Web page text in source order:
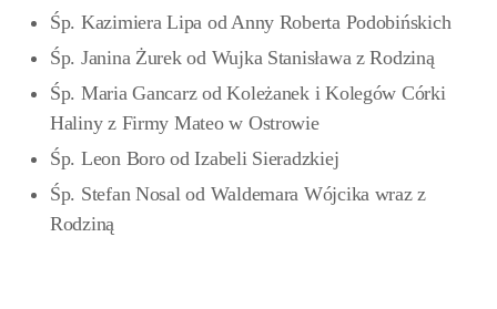
Śp. Kazimiera Lipa od Anny Roberta Podobińskich
Śp. Janina Żurek od Wujka Stanisława z Rodziną
Śp. Maria Gancarz od Koleżanek i Kolegów Córki
Haliny z Firmy Mateo w Ostrowie
Śp. Leon Boro od Izabeli Sieradzkiej
Śp. Stefan Nosal od Waldemara Wójcika wraz z
Rodziną